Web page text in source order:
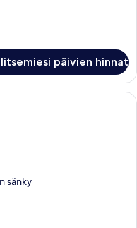
päivien hinnat
jossa on vihreä katto,
sänky